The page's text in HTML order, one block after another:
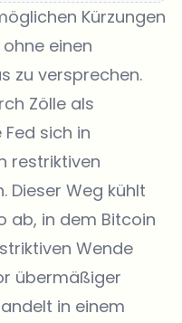
Kürzungen
einen
zu versprechen.
Zölle als
sich in
restriktiven
Dieser Weg kühlt
ab, in dem Bitcoin
Wende
übermäßiger
in einem